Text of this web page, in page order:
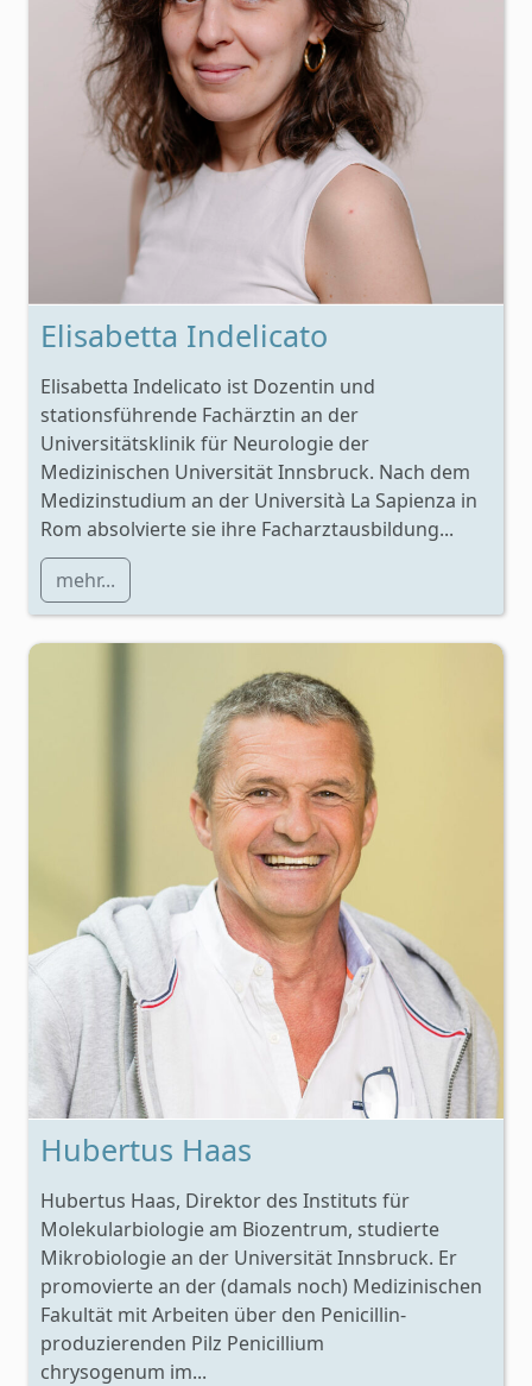
Elisabetta Indelicato
Elisabetta Indelicato ist Dozentin und
stationsführende Fachärztin an der
Universitätsklinik für Neurologie der
Medizinischen Universität Innsbruck. Nach dem
Medizinstudium an der Università La Sapienza in
Rom absolvierte sie ihre Facharztausbildung...
mehr...
Hubertus Haas
Hubertus Haas, Direktor des Instituts für
Molekularbiologie am Biozentrum, studierte
Mikrobiologie an der Universität Innsbruck. Er
promovierte an der (damals noch) Medizinischen
Fakultät mit Arbeiten über den Penicillin-
produzierenden Pilz Penicillium
chrysogenum im...